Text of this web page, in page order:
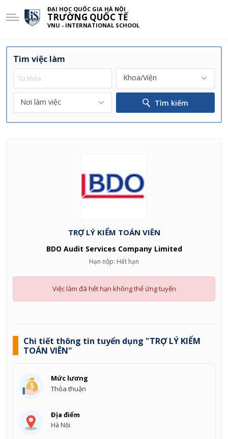
ĐẠI HỌC QUỐC GIA HÀ NỘI
TRƯỜNG QUỐC TẾ
VNU - INTERNATIONAL SCHOOL
Tìm việc làm
Khoa/Viện
Nơi làm việc Tìm kiếm
TRỢ LÝ KIỂM TOÁN VIÊN
BDO Audit Services Company Limited
Hạn nộp: Hết hạn
Việc làm đã hết hạn không thể ứng tuyển
Chi tiết thông tin tuyển dụng "TRỢ LÝ KIỂM
TOÁN VIÊN"
Mức lương
Thỏa thuận
Địa điểm
Hà Nội